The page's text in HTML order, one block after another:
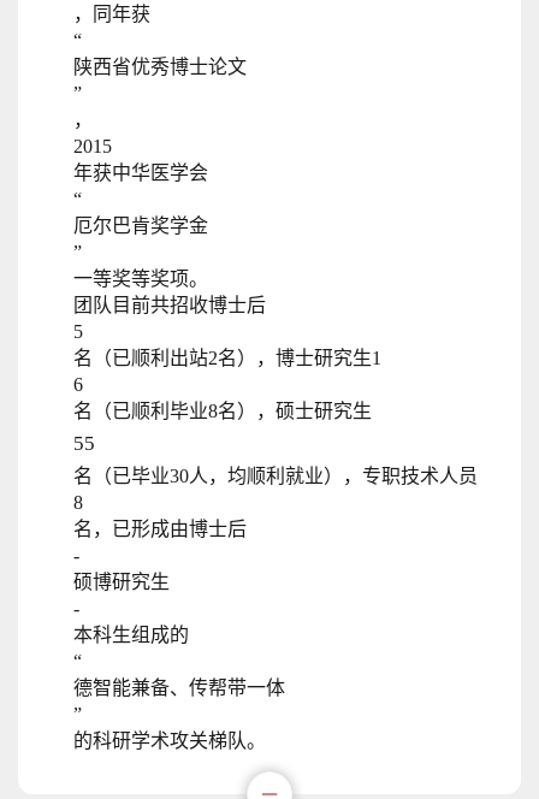
，同年获
“
陕西省优秀博士论文
”
，
2015
年获中华医学会
“
厄尔巴肯奖学金
”
一等奖等奖项。
团队目前共招收博士后
5
名（已顺利出站2名），博士研究生1
6
名（已顺利毕业8名），硕士研究生
55
名（已毕业30人，均顺利就业），专职技术人员
8
名，已形成由博士后
-
硕博研究生
-
本科生组成的
“
德智能兼备、传帮带一体
”
的科研学术攻关梯队。